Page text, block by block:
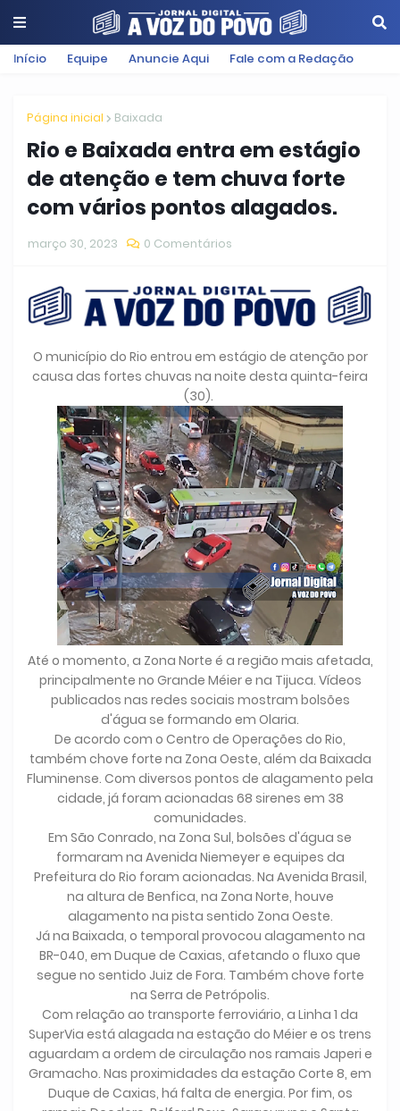
Início Equipe Anuncie Aqui Fale com a Redação
Página inicial Baixada
Rio e Baixada entra em estágio
de atenção e tem chuva forte
com vários pontos alagados.
março 30, 2023 0 Comentários
O município do Rio entrou em estágio de atenção por
causa das fortes chuvas na noite desta quinta-feira
(30).
Até o momento, a Zona Norte é a região mais afetada,
principalmente no Grande Méier e na Tijuca. Vídeos
publicados nas redes sociais mostram bolsões
d'água se formando em Olaria.
De acordo com o Centro de Operações do Rio,
também chove forte na Zona Oeste, além da Baixada
Fluminense. Com diversos pontos de alagamento pela
cidade, já foram acionadas 68 sirenes em 38
comunidades.
Em São Conrado, na Zona Sul, bolsões d'água se
formaram na Avenida Niemeyer e equipes da
Prefeitura do Rio foram acionadas. Na Avenida Brasil,
na altura de Benfica, na Zona Norte, houve
alagamento na pista sentido Zona Oeste.
Já na Baixada, o temporal provocou alagamento na
BR-040, em Duque de Caxias, afetando o fluxo que
segue no sentido Juiz de Fora. Também chove forte
na Serra de Petrópolis.
Com relação ao transporte ferroviário, a Linha 1 da
SuperVia está alagada na estação do Méier e os trens
aguardam a ordem de circulação nos ramais Japeri e
Gramacho. Nas proximidades da estação Corte 8, em
Duque de Caxias, há falta de energia. Por fim, os